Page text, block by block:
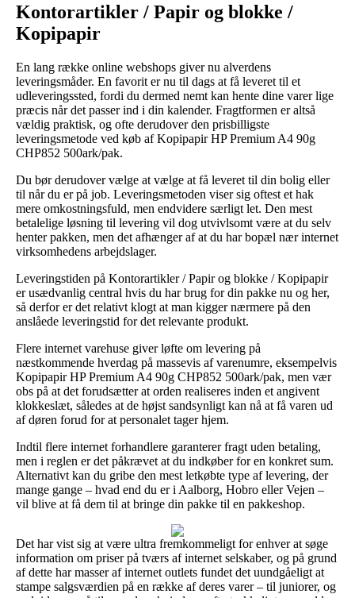
Kontorartikler / Papir og blokke /
Kopipapir
En lang række online webshops giver nu alverdens
leveringsmåder. En favorit er nu til dags at få leveret til et
udleveringssted, fordi du dermed nemt kan hente dine varer lige
præcis når det passer ind i din kalender. Fragtformen er altså
vældig praktisk, og ofte derudover den prisbilligste
leveringsmetode ved køb af Kopipapir HP Premium A4 90g
CHP852 500ark/pak.
Du bør derudover vælge at vælge at få leveret til din bolig eller
til når du er på job. Leveringsmetoden viser sig oftest et hak
mere omkostningsfuld, men endvidere særligt let. Den mest
betalelige løsning til levering vil dog utvivlsomt være at du selv
henter pakken, men det afhænger af at du har bopæl nær internet
virksomhedens arbejdslager.
Leveringstiden på Kontorartikler / Papir og blokke / Kopipapir
er usædvanlig central hvis du har brug for din pakke nu og her,
så derfor er det relativt klogt at man kigger nærmere på den
anslåede leveringstid for det relevante produkt.
Flere internet varehuse giver løfte om levering på
næstkommende hverdag på massevis af varenumre, eksempelvis
Kopipapir HP Premium A4 90g CHP852 500ark/pak, men vær
obs på at det forudsætter at orden realiseres inden et angivent
klokkeslæt, således at de højst sandsynligt kan nå at få varen ud
af døren forud for at personalet tager hjem.
Indtil flere internet forhandlere garanterer fragt uden betaling,
men i reglen er det påkrævet at du indkøber for en konkret sum.
Alternativt kan du gribe den mest letkøbte type af levering, der
mange gange – hvad end du er i Aalborg, Hobro eller Vejen –
vil blive at få dem til at bringe din pakke til en pakkeshop.
Det har vist sig at være ultra fremkommeligt for enhver at søge
information om priser på tværs af internet selskaber, og på grund
af dette har masser af internet outlets fundet det uundgåeligt at
stampe salgsværdien på en række af deres varer – til juniorer, og